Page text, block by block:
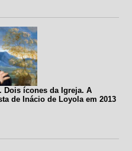
Dois ícones da Igreja. A
de Inácio de Loyola em 2013